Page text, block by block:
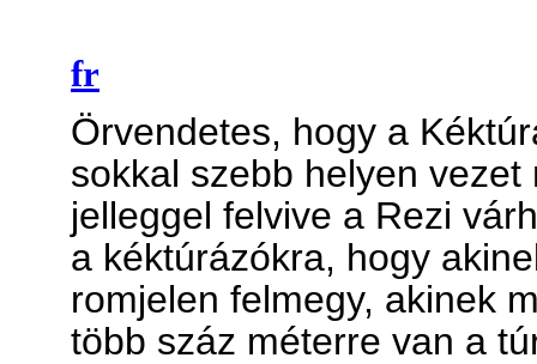
fr
Örvendetes, hogy a
sokkal szebb helyen
jelleggel felvive a Rezi
a kéktúrázókra, hogy
romjelen felmegy, akinek
több száz méterre van a